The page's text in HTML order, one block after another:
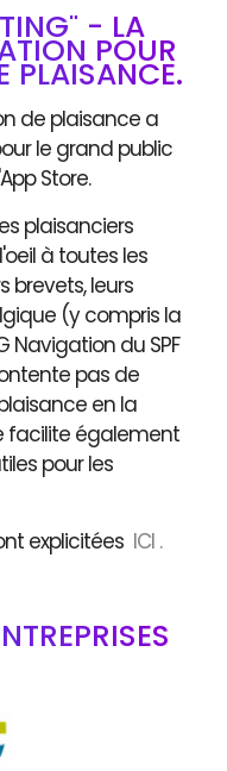
- LA
POUR
PLAISANCE.
de plaisance a
le grand public
Store.
plaisanciers
à toutes les
brevets, leurs
(y compris la
Navigation du SPF
pas de
en la
facilite également
pour les
explicitées ICI .